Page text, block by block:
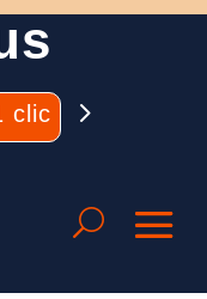
clic